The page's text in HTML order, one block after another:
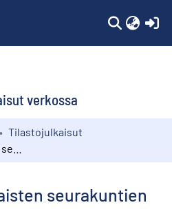
verkossa
Tilastojulkaisut
seurakuntien